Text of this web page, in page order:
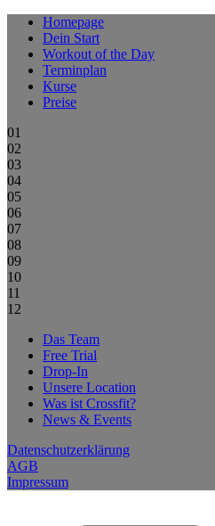
Homepage
Dein Start
Workout of the Day
Terminplan
Kurse
Preise
01
02
03
04
05
06
07
08
09
10
11
12
Das Team
Free Trial
Drop-In
Unsere Location
Was ist Crossfit?
News & Events
Datenschutzerklärung
AGB
Impressum